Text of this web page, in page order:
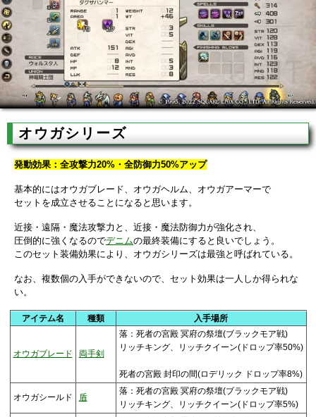
オウガシリーズ
発動効果：全攻撃力20%・全防御力50%アップ
基本的にはオウガブレード、オウガヘルム、オウガアーマーで
セットを成立させることになると思います。
近接・遠隔・魔法攻撃力と、近接・魔法防御力が強化され、
圧倒的に強くなるのでデニムの最終装備にすると良いでしょう。
このセット装備効果により、オウガシリーズは最強と呼ばれている。
なお、複数個の入手ができないので、セット効果は一人しか得られな
い。
アイテム名 種類 入手場所
オウガブレード 両手剣
落：死者の宮殿 冥府の祭壇(ブラックモア戦)
リッチキング、リッチクイーン(ドロップ率50%)
死者の宮殿 封印の間(ロデリック ドロップ率8%)
オウガシールド 盾
落：死者の宮殿 冥府の祭壇(ブラックモア戦)
リッチキング、リッチクイーン(ドロップ率5%)